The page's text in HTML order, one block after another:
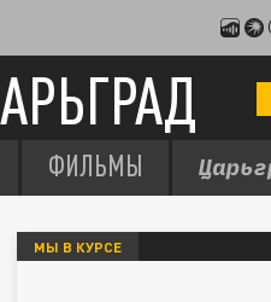
ФИЛЬМЫ
МЫ В КУРСЕ